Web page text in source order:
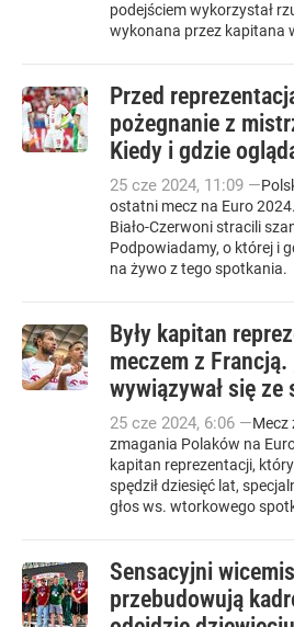
podejściem wykorzystał
wykonana przez kapitana
Przed
pożegnanie z
Kiedy i gdzie
25 cze 2024, 11:09 —
ostatni mecz na Euro
Biało-Czerwoni stracili
Podpowiadamy, o której i
na żywo z tego spotkania.
Były kapitan
meczem z
wywiązywał się ze
25 cze 2024, 6:06 —Mecz
zmagania Polaków na
kapitan reprezentacji,
spędził dziesięć lat,
głos ws. wtorkowego
Sensacyjni
przebudowują